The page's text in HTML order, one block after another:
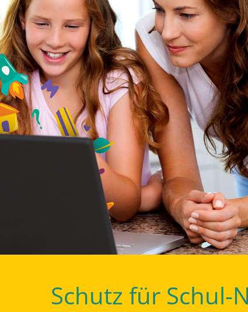
Schutz für Schul-